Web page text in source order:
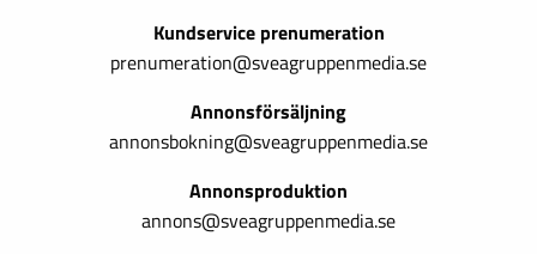
Kundservice prenumeration
prenumeration@sveagruppenmedia.se
Annonsförsäljning
annonsbokning@sveagruppenmedia.se
Annonsproduktion
annons@sveagruppenmedia.se